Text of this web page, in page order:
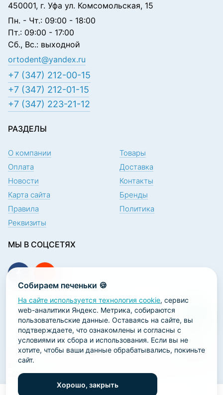
Собираем печеньки 🍪
На сайте используется технология cookie, сервис
web-аналитики Яндекс. Метрика, собираются
пользовательские данные. Оставаясь на сайте, вы
подтверждаете, что ознакомлены и согласны с
условиями их сбора и использования. Если вы не
хотите, чтобы ваши данные обрабатывались, покиньте
сайт.
Хорошо, закрыть
450001, г. Уфа ул. Комсомольская, 15
Пн. - Чт.: 09:00 - 18:00
Пт.: 09:00 - 17:00
Сб., Вс.: выходной
ortodent@yandex.ru
+7 (347) 212-00-15
+7 (347) 212-01-15
+7 (347) 223-21-12
РАЗДЕЛЫ
О компании
Товары
Оплата
Доставка
Новости
Контакты
Карта сайта
Бренды
Правила
Политика
Реквизиты
МЫ В СОЦСЕТЯХ
ПОДПИСКА НА НОВОСТИ
2026 ООО «Научно-производственная лаборатория
«ОРТОДЕНТ»